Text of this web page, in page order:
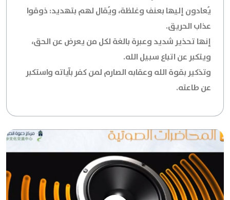
يُعادون إليها بعنف وغلظة، ويُقال لهم بتهديد: ذوقوا
عذاب الحريق.
إنها تحذير شديد وعبرة بالغة لكل من يعرض عن الحق،
ويتكبر عن اتباع سبيل الله.
وتذكير بقوة الله وعقابه الصارم لمن كفر بآياته واستكبر
عن طاعته.